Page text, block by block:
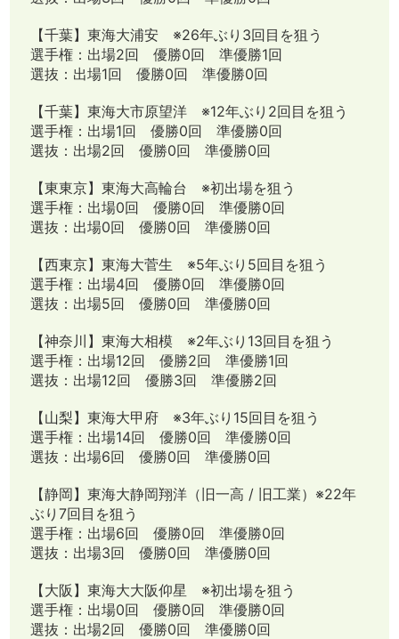
【千葉】東海大浦安 ※26年ぶり3回目を狙う
選手権：出場2回 優勝0回 準優勝1回
選抜：出場1回 優勝0回 準優勝0回
【千葉】東海大市原望洋 ※12年ぶり2回目を狙う
選手権：出場1回 優勝0回 準優勝0回
選抜：出場2回 優勝0回 準優勝0回
【東東京】東海大高輪台 ※初出場を狙う
選手権：出場0回 優勝0回 準優勝0回
選抜：出場0回 優勝0回 準優勝0回
【西東京】東海大菅生 ※5年ぶり5回目を狙う
選手権：出場4回 優勝0回 準優勝0回
選抜：出場5回 優勝0回 準優勝0回
【神奈川】東海大相模 ※2年ぶり13回目を狙う
選手権：出場12回 優勝2回 準優勝1回
選抜：出場12回 優勝3回 準優勝2回
【山梨】東海大甲府 ※3年ぶり15回目を狙う
選手権：出場14回 優勝0回 準優勝0回
選抜：出場6回 優勝0回 準優勝0回
【静岡】東海大静岡翔洋（旧一高 / 旧工業）※22年
ぶり7回目を狙う
選手権：出場6回 優勝0回 準優勝0回
選抜：出場3回 優勝0回 準優勝0回
【大阪】東海大大阪仰星 ※初出場を狙う
選手権：出場0回 優勝0回 準優勝0回
選抜：出場2回 優勝0回 準優勝0回